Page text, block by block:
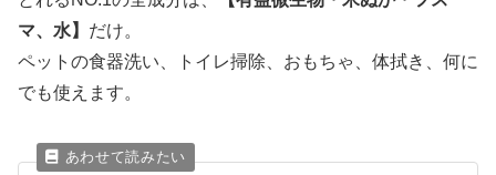
マ、水】 だけ。
ペットの食器洗い、トイレ掃除、おもちゃ、体拭き、何に
でも使えます。